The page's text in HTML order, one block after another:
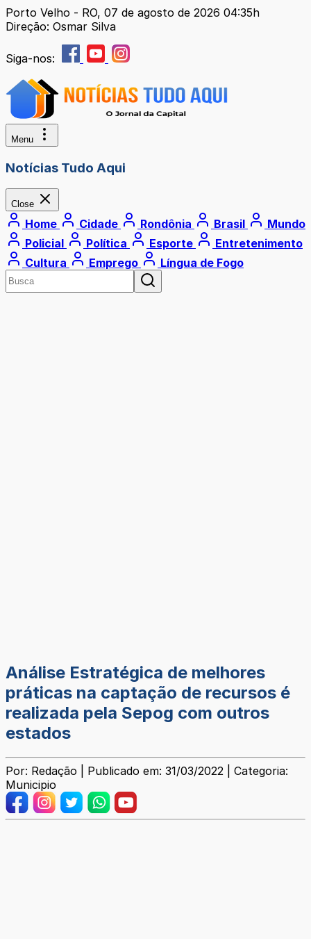
Porto Velho - RO, 07 de agosto de 2026 04:35h
Direção: Osmar Silva
Siga-nos:
Menu
Notícias Tudo Aqui
Close
Home Cidade Rondônia Brasil
Mundo
Policial
Política Esporte
Entretenimento
Cultura
Emprego Língua de Fogo
Análise Estratégica de melhores
práticas na captação de recursos é
realizada pela Sepog com outros
estados
Por: Redação | Publicado em: 31/03/2022 | Categoria:
Municipio